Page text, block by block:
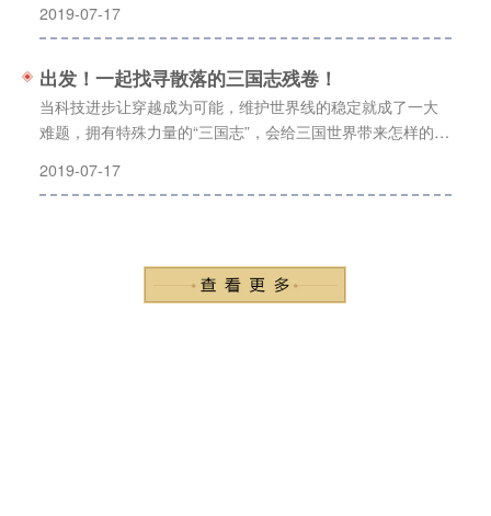
2019-07-17
出发！一起找寻散落的三国志残卷！
当科技进步让穿越成为可能，维护世界线的稳定就成了一大
难题，拥有特殊力量的“三国志”，会给三国世界带来怎样的变
2019-07-17